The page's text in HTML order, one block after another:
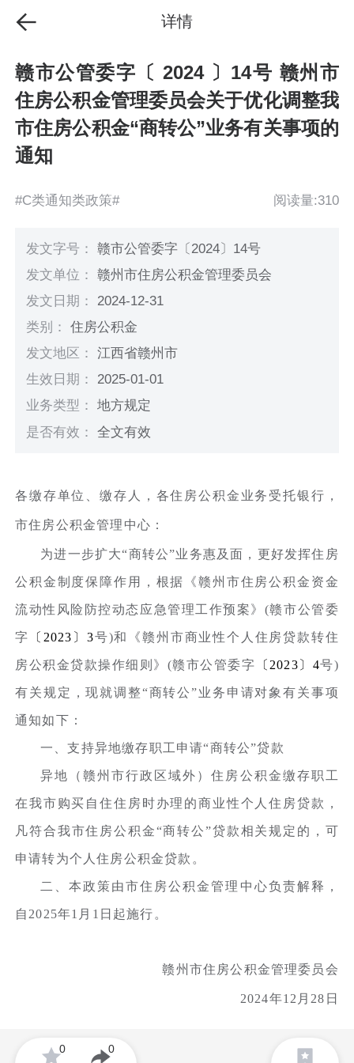
详情
赣市公管委字〔 2024 〕14号 赣州市
住房公积金管理委员会关于优化调整我
市住房公积金“商转公”业务有关事项的
通知
#C类通知类政策# 阅读量:310
发文字号：赣市公管委字〔2024〕14号
发文单位：赣州市住房公积金管理委员会
发文日期： 2024-12-31
类别：住房公积金
发文地区：江西省赣州市
生效日期： 2025-01-01
业务类型：地方规定
是否有效：全文有效
各缴存单位、缴存人，各住房公积金业务受托银行，
市住房公积金管理中心：
为进一步扩大“商转公”业务惠及面，更好发挥住房
公积金制度保障作用，根据《赣州市住房公积金资金
流动性风险防控动态应急管理工作预案》(赣市公管委
字 〔2023〕3号)和《赣州市商业性个人住房贷款转住
房公积金贷款操作细则》(赣市公管委字 〔2023〕4号)
有关规定，现就调整“商转公”业务申请对象有关事项
通知如下：
一、支持异地缴存职工申请“商转公”贷款
异地（赣州市行政区域外）住房公积金缴存职工
在我市购买自住住房时办理的商业性个人住房贷款，
凡符合我市住房公积金“商转公”贷款相关规定的，可
申请转为个人住房公积金贷款。
二、本政策由市住房公积金管理中心负责解释，
自2025年1月1日起施行。
赣州市住房公积金管理委员会
2024年12月28日
0 0